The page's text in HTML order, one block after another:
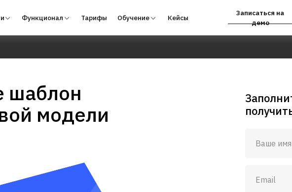
Партнёрам
Записаться на
Кейсы
Обучение
Тарифы
Функционал
шаблон
модели